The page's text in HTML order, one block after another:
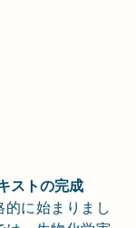
ストの完成
に始まりまし